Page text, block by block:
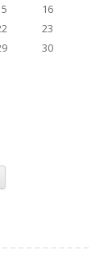
16
23
30